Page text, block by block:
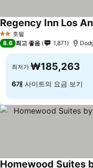
2 성급호텔
Regency Inn Los
8.6 최고 좋음 1,871
최저가 ₩185,263
6개 사이트의 요금 보기